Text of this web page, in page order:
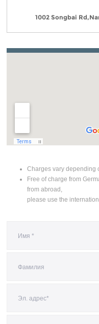
1002 Songbai
Charges vary depending
Free of charge from
from abroad,
please use the